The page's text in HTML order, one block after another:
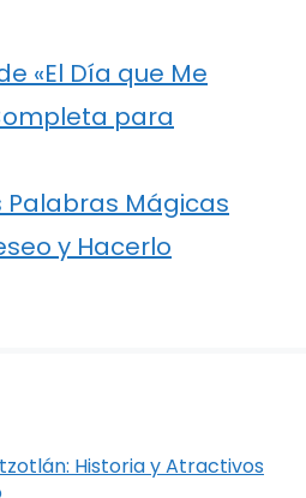
«El Día que Me
para
Palabras Mágicas
y Hacerlo
Historia y Atractivos